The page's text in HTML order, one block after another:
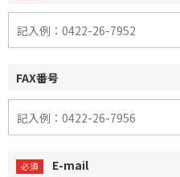
FAX番号
E-mail